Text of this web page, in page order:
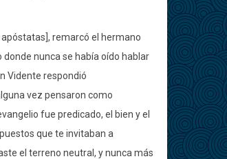
remarcó el hermano
donde nunca se había oído hablar
Vidente respondió
vez pensaron como
fue predicado, el bien y el
que te invitaban a
el terreno neutral, y nunca más